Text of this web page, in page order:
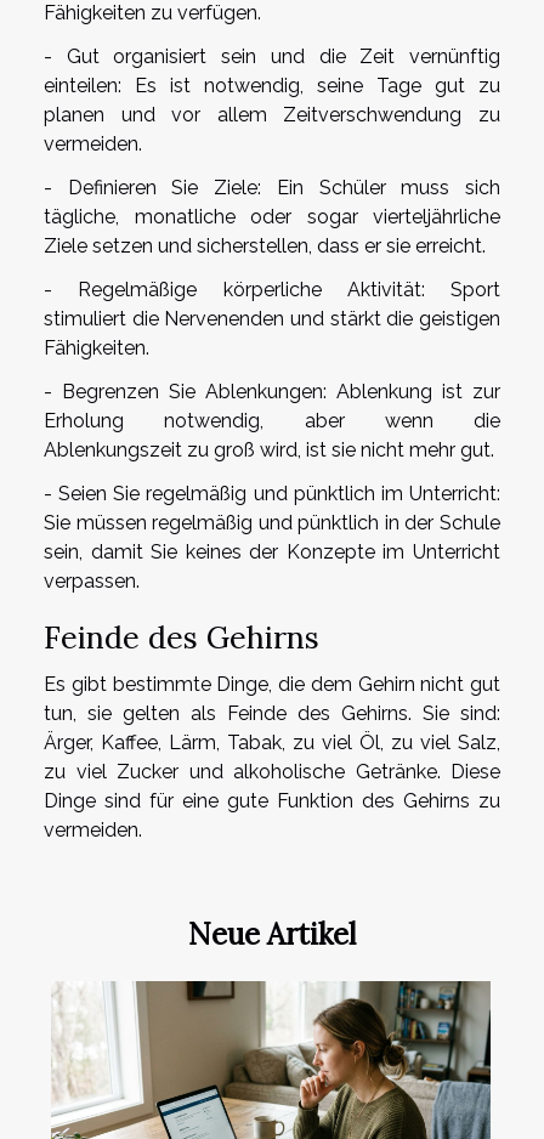
Fähigkeiten zu verfügen.
- Gut organisiert sein und die Zeit vernünftig
einteilen: Es ist notwendig, seine Tage gut zu
planen und vor allem Zeitverschwendung zu
vermeiden.
- Definieren Sie Ziele: Ein Schüler muss sich
tägliche, monatliche oder sogar vierteljährliche
Ziele setzen und sicherstellen, dass er sie erreicht.
- Regelmäßige körperliche Aktivität: Sport
stimuliert die Nervenenden und stärkt die geistigen
Fähigkeiten.
- Begrenzen Sie Ablenkungen: Ablenkung ist zur
Erholung notwendig, aber wenn die
Ablenkungszeit zu groß wird, ist sie nicht mehr gut.
- Seien Sie regelmäßig und pünktlich im Unterricht:
Sie müssen regelmäßig und pünktlich in der Schule
sein, damit Sie keines der Konzepte im Unterricht
verpassen.
Feinde des Gehirns
Es gibt bestimmte Dinge, die dem Gehirn nicht gut
tun, sie gelten als Feinde des Gehirns. Sie sind:
Ärger, Kaffee, Lärm, Tabak, zu viel Öl, zu viel Salz,
zu viel Zucker und alkoholische Getränke. Diese
Dinge sind für eine gute Funktion des Gehirns zu
vermeiden.
Neue Artikel